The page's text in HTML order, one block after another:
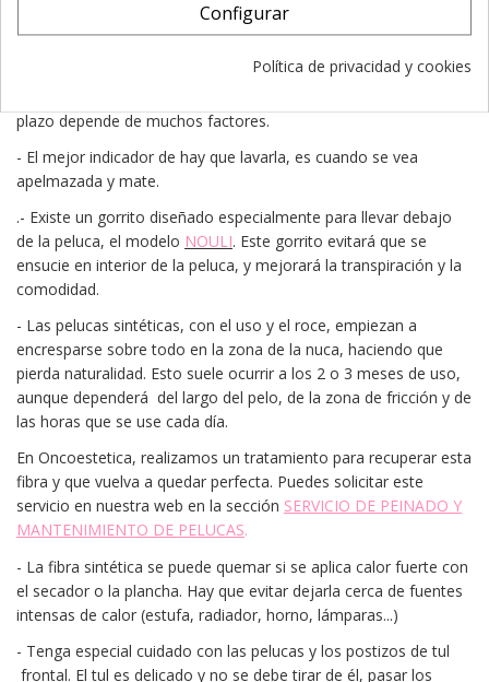
Para los casos de pelucas con ondas se deben desenredar
antes de lavar o humedeciendo el cabello.
debe realizarse aproximadamente 1 vez
plazo depende de muchos factores.
- El mejor indicador de hay que lavarla, es cuando se vea
apelmazada y mate.
.- Existe un gorrito diseñado especialmente para llevar debajo
de la peluca, el modelo NOULI. Este gorrito evitará que se
ensucie en interior de la peluca, y mejorará la transpiración y la
comodidad.
- Las pelucas sintéticas, con el uso y el roce, empiezan a
encresparse sobre todo en la zona de la nuca, haciendo que
pierda naturalidad. Esto suele ocurrir a los 2 o 3 meses de uso,
aunque dependerá del largo del pelo, de la zona de fricción y de
las horas que se use cada día.
En Oncoestetica, realizamos un tratamiento para recuperar esta
fibra y que vuelva a quedar perfecta. Puedes solicitar este
servicio en nuestra web en la sección SERVICIO DE PEINADO Y
MANTENIMIENTO DE PELUCAS.
- La fibra sintética se puede quemar si se aplica calor fuerte con
el secador o la plancha. Hay que evitar dejarla cerca de fuentes
intensas de calor (estufa, radiador, horno, lámparas...)
- Tenga especial cuidado con las pelucas y los postizos de tul
frontal. El tul es delicado y no se debe tirar de él, pasar los
Configurar
Política de privacidad y cookies